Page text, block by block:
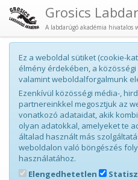
Grosics
A labdarúgó akadémia hivatalos
Ez a weboldal sütiket (cookie-
élmény érdekében, a
valamint weboldalforgalmunk
Ezenkívül közösségi média-,
partnereinkkel megosztjuk az
vonatkozó adataidat, akik
olyan adatokkal, amelyeket te
általad használt más
weboldalon való böngészés
használatához.
Elengedhetetlen